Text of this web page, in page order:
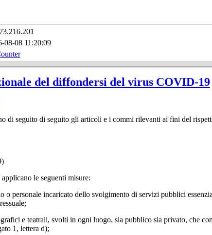
08-08 11:20:09
del diffondersi del virus COVID-19
seguito di seguito gli articoli e i commi rilevanti ai fini del
le seguenti misure:
incaricato dello svolgimento di servizi pubblici
e teatrali, svolti in ogni luogo, sia pubblico sia privato, che
1, lettera d);